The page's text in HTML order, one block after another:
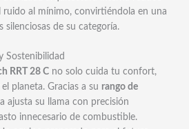
ruido al mínimo, convirtiéndola en una
silenciosas de su categoría.
Sostenibilidad
RRT 28 C no solo cuida tu confort,
planeta. Gracias a su rango de
ajusta su llama con precisión
innecesario de combustible.